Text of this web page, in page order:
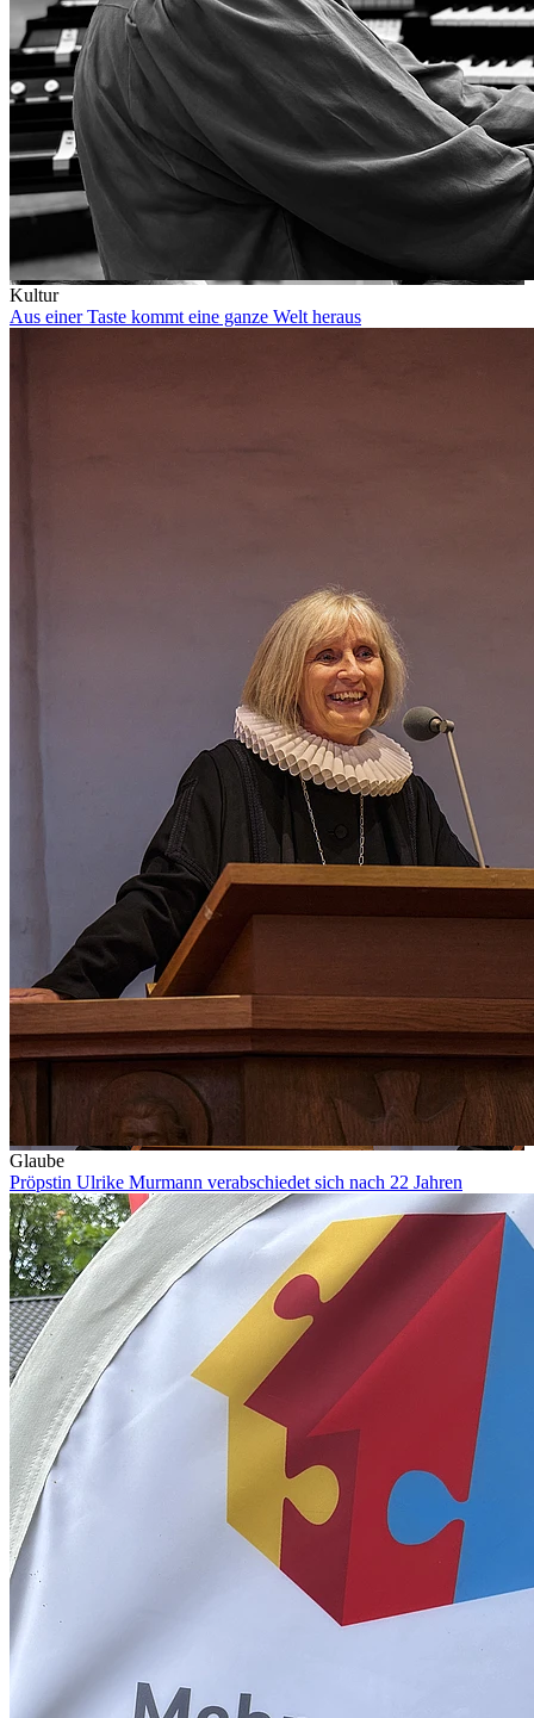
Kultur
Aus einer Taste kommt eine ganze Welt heraus
Glaube
Pröpstin Ulrike Murmann verabschiedet sich nach 22 Jahren